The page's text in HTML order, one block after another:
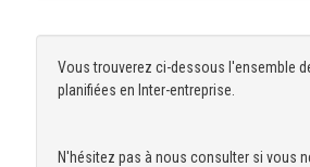
CALENDRIER
Vous trouverez ci-dessous l'ensemble
planifiées en Inter-entreprise.
N'hésitez pas à nous consulter si vous